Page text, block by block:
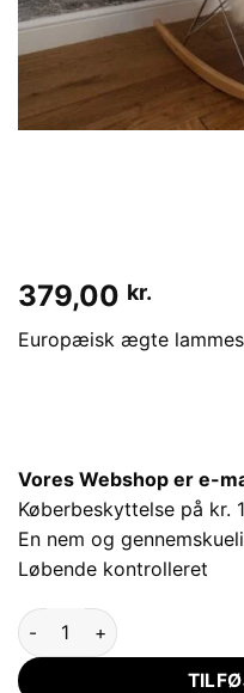
379,00 kr.
Europæisk ægte
Vores Webshop er e-
Køberbeskyttelse på kr.
En nem og
Løbende kontrolleret
Europæisk lammeskind